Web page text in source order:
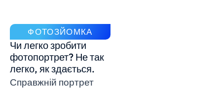
ФОТОЗЙОМКА
Чи легко зробити
фотопортрет? Не так
легко, як здається.
Справжній портрет